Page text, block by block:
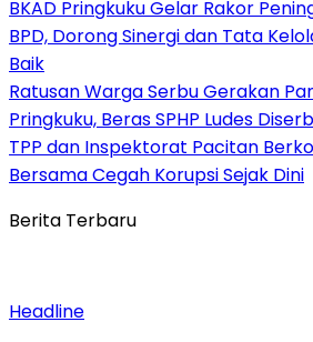
BKAD Pringkuku Gelar Rakor
BPD, Dorong Sinergi dan Tata
Baik
Ratusan Warga Serbu Gerakan
Pringkuku, Beras SPHP Ludes
TPP dan Inspektorat Pacitan
Bersama Cegah Korupsi Sejak Dini
Berita Terbaru
Headline